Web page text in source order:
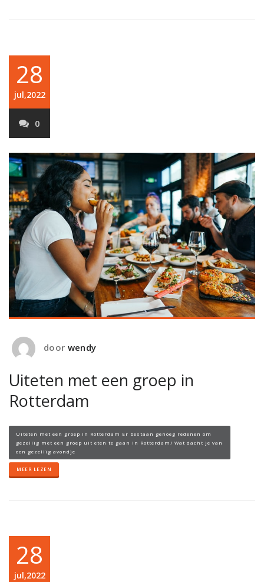
28
jul,2022
0
door wendy
Uiteten met een groep in
Rotterdam
Uiteten met een groep in Rotterdam Er bestaan genoeg redenen om
gezellig met een groep uit eten te gaan in Rotterdam! Wat dacht je van
een gezellig avondje
MEER LEZEN
28
jul,2022